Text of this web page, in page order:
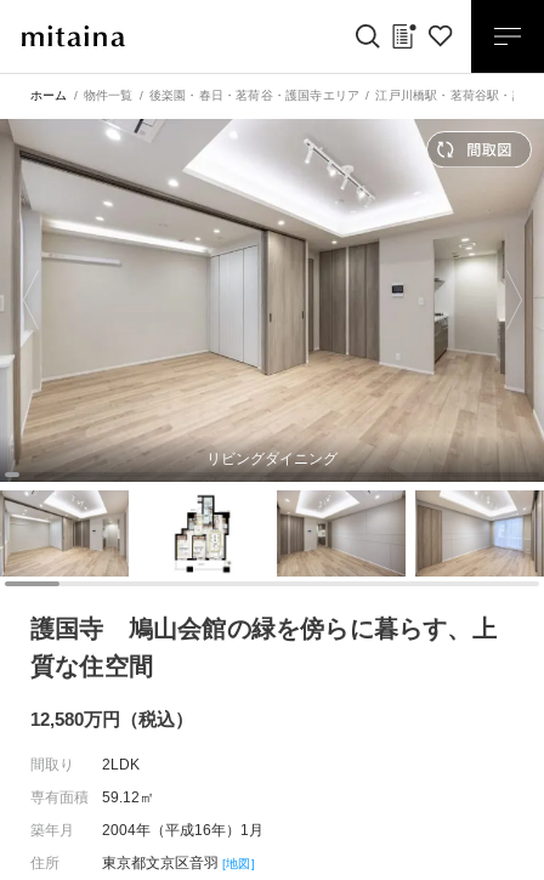
ホーム 物件一覧 後楽園・春日・茗荷谷・護国寺エリア 江戸川橋駅 ・ 茗荷谷駅 ・ 護国
リビングダイニング
護国寺 鳩山会館の緑を傍らに暮らす、上
質な住空間
12,580万円（税込）
間取り
2LDK
専有面積
59.12㎡
築年月
2004年（平成16年）1月
住所
東京都文京区音羽 [地図]